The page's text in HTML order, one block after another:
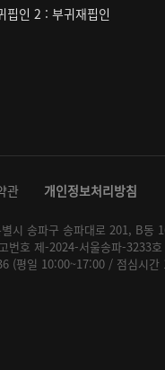
핍인 2 : 부귀재핍인
관 개인정보처리방침
시 송파구 송파대로 201, B동
번호 제-2024-서울송파-3233호
평일 10:00~17:00 / 점심시간